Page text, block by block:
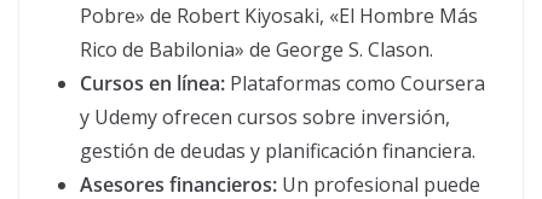
Pobre» de Robert Kiyosaki, «El Hombre Más
Rico de Babilonia» de George S. Clason.
Cursos en línea: Plataformas como Coursera
y Udemy ofrecen cursos sobre inversión,
gestión de deudas y planificación financiera.
Asesores financieros: Un profesional puede